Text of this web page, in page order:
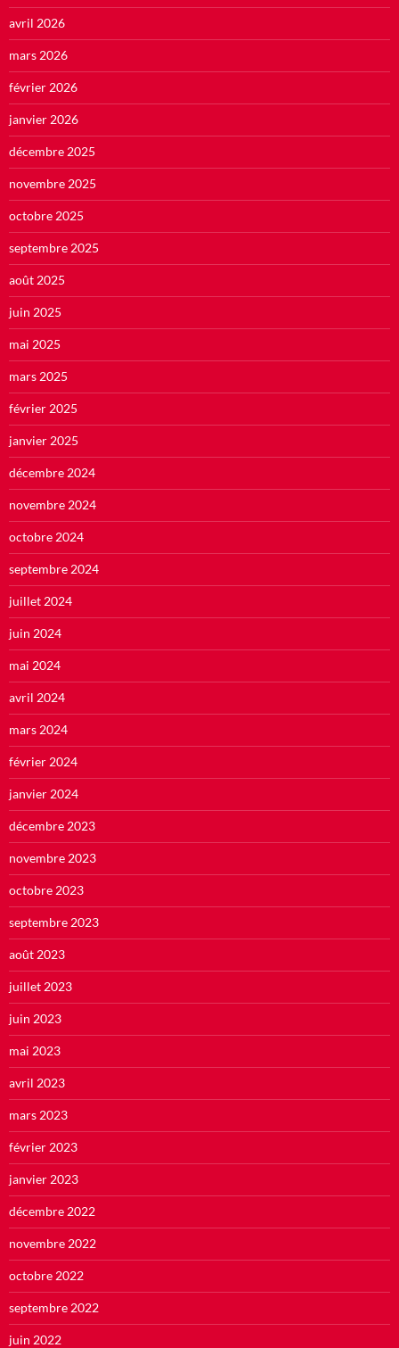
avril 2026
mars 2026
février 2026
janvier 2026
décembre 2025
novembre 2025
octobre 2025
septembre 2025
août 2025
juin 2025
mai 2025
mars 2025
février 2025
janvier 2025
décembre 2024
novembre 2024
octobre 2024
septembre 2024
juillet 2024
juin 2024
mai 2024
avril 2024
mars 2024
février 2024
janvier 2024
décembre 2023
novembre 2023
octobre 2023
septembre 2023
août 2023
juillet 2023
juin 2023
mai 2023
avril 2023
mars 2023
février 2023
janvier 2023
décembre 2022
novembre 2022
octobre 2022
septembre 2022
juin 2022